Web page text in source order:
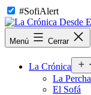
Saltar
al
contenido
#SofiAlert
La
Crónica
Menú Cerrar
La Crónica
La Percha
El Sofá